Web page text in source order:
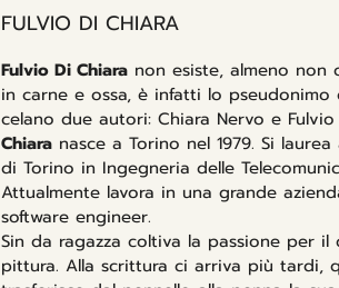
FULVIO DI CHIARA
Fulvio Di Chiara non esiste, almeno non
in carne e ossa, è infatti lo
celano due autori: Chiara Nervo e Fulvio
Chiara nasce a Torino nel 1979. Si
di Torino in Ingegneria delle
Attualmente lavora in una grande
software engineer.
Sin da ragazza coltiva la passione per il
pittura. Alla scrittura ci arriva più tardi,